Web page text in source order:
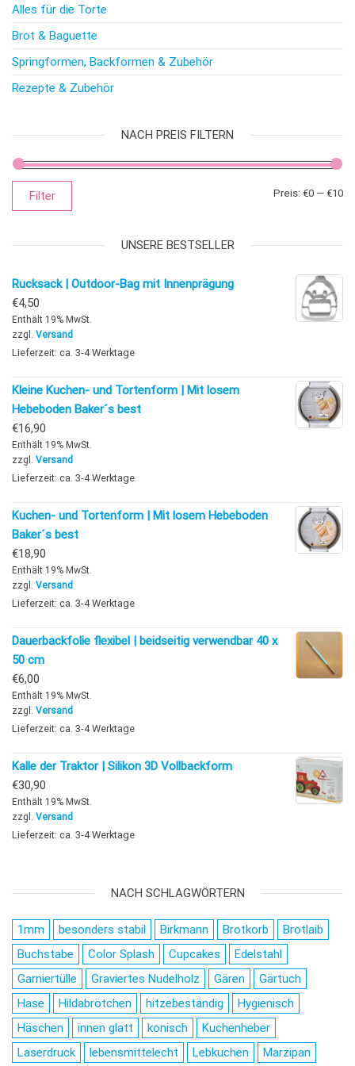
Alles für die Torte
Brot & Baguette
Springformen, Backformen & Zubehör
Rezepte & Zubehör
NACH PREIS FILTERN
Filter Preis: €0 — €10
UNSERE BESTSELLER
Rucksack | Outdoor-Bag mit Innenprägung
€4,50
Enthält 19% MwSt.
zzgl. Versand
Lieferzeit: ca. 3-4 Werktage
Kleine Kuchen- und Tortenform | Mit losem
Hebeboden Baker´s best
€16,90
Enthält 19% MwSt.
zzgl. Versand
Lieferzeit: ca. 3-4 Werktage
Kuchen- und Tortenform | Mit losem Hebeboden
Baker´s best
€18,90
Enthält 19% MwSt.
zzgl. Versand
Lieferzeit: ca. 3-4 Werktage
Dauerbackfolie flexibel | beidseitig verwendbar 40 x
50 cm
€6,00
Enthält 19% MwSt.
zzgl. Versand
Lieferzeit: ca. 3-4 Werktage
Kalle der Traktor | Silikon 3D Vollbackform
€30,90
Enthält 19% MwSt.
zzgl. Versand
Lieferzeit: ca. 3-4 Werktage
NACH SCHLAGWÖRTERN
1mm besonders stabil Birkmann Brotkorb
Brotlaib
Buchstabe
Color Splash Cupcakes
Edelstahl
Garniertülle
Graviertes Nudelholz Gären
Gärtuch
Hase
Hildabrötchen hitzebeständig
Hygienisch
Häschen
innen glatt konisch
Kuchenheber
Laserdruck
lebensmittelecht Lebkuchen Marzipan